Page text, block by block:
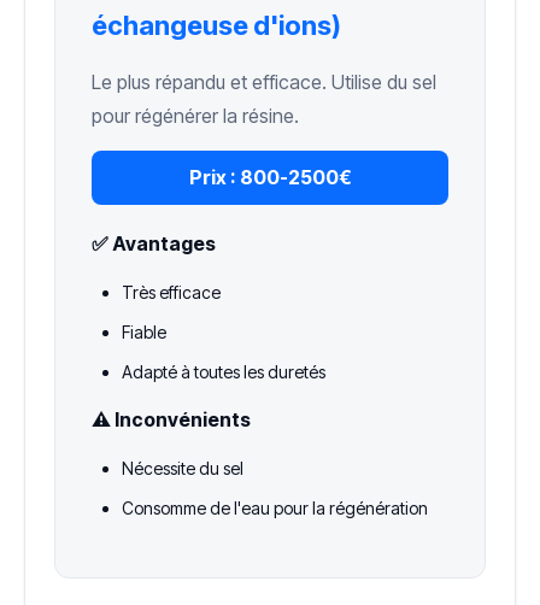
échangeuse d'ions)
Le plus répandu et efficace. Utilise du sel
pour régénérer la résine.
Prix : 800-2500€
✅ Avantages
Très efficace
Fiable
Adapté à toutes les duretés
⚠️ Inconvénients
Nécessite du sel
Consomme de l'eau pour la régénération